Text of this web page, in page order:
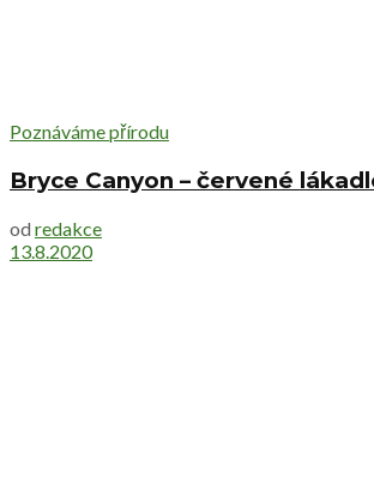
Poznáváme přírodu
Bryce Canyon – červené
od redakce
13.8.2020